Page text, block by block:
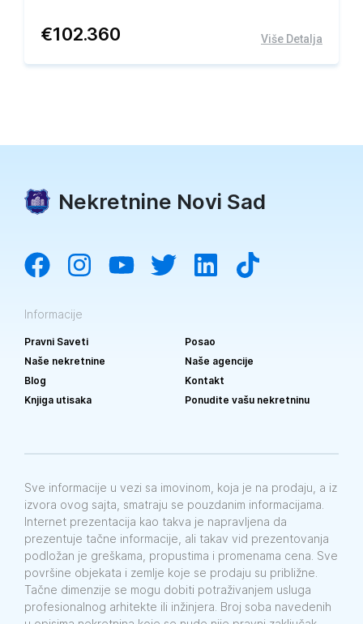
€102.360 Više Detalja
Nekretnine Novi Sad
Informacije
Pravni Saveti
Posao
Naše nekretnine
Naše agencije
Blog
Kontakt
Knjiga utisaka
Ponudite vašu nekretninu
Sve informacije u vezi sa imovinom, koja je na prodaju, a iz
izvora ovog sajta, smatraju se pouzdanim informacijama.
Internet prezentacija kao takva je napravljena da
prezentuje tačne informacije, ali takav vid prezentovanja
podložan je greškama, propustima i promenama cena. Sve
površine objekata i zemlje koje se prodaju su približne.
Tačne dimenzije se mogu dobiti potraživanjem usluga
profesionalnog arhitekte ili inžinjera. Broj soba navedenih